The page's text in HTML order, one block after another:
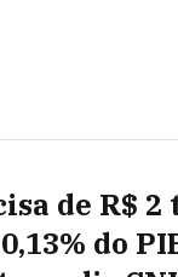
de R$ 2
do